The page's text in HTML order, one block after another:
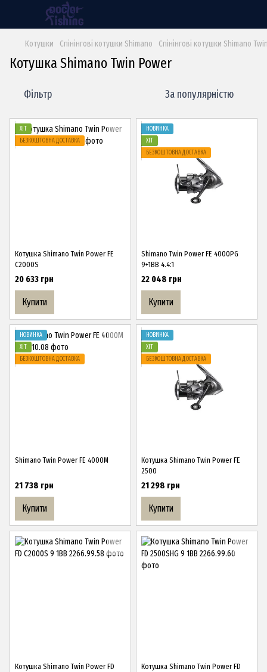
Котушки Спінінгові котушки Shimano Спінінгові котушки Shimano
Котушка Shimano Twin Power
Фільтр За популярністю
ХІТ
БЕЗКОШТОВНА ДОСТАВКА
Котушка Shimano Twin Power FE
C2000S
20 633 грн
Купити
НОВИНКА
ХІТ
БЕЗКОШТОВНА ДОСТАВКА
Shimano Twin Power FE 4000PG
9+1BB 4.4:1
22 048 грн
Купити
НОВИНКА
ХІТ
БЕЗКОШТОВНА ДОСТАВКА
Shimano Twin Power FE 4000M
21 738 грн
Купити
НОВИНКА
ХІТ
БЕЗКОШТОВНА ДОСТАВКА
Котушка Shimano Twin Power FE
2500
21 298 грн
Купити
Котушка Shimano Twin Power FD
Котушка Shimano Twin Power FD